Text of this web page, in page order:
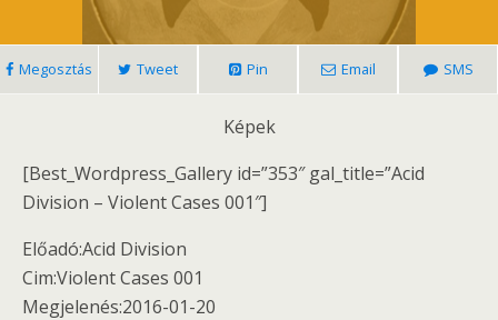
Megosztás Tweet Pin Email SMS
Képek
[Best_Wordpress_Gallery id=”353″ gal_title=”Acid
Division ‎– Violent Cases 001″]
Előadó:Acid Division
Cim:Violent Cases 001
Megjelenés:2016-01-20